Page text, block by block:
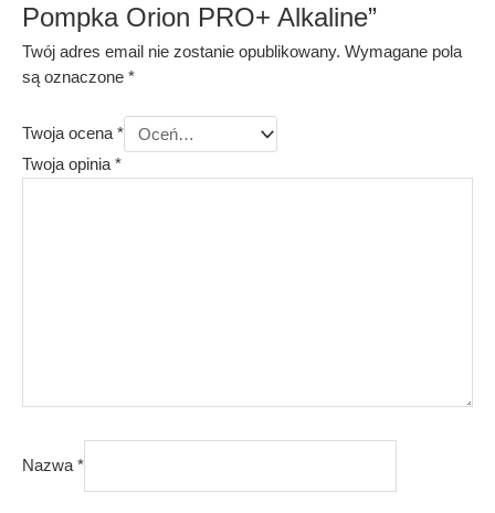
Pompka Orion PRO+ Alkaline”
Twój adres email nie zostanie opublikowany. Wymagane pola
są oznaczone *
Twoja ocena*
Twoja opinia *
Nazwa *